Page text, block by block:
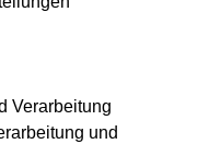
Verarbeitung
und